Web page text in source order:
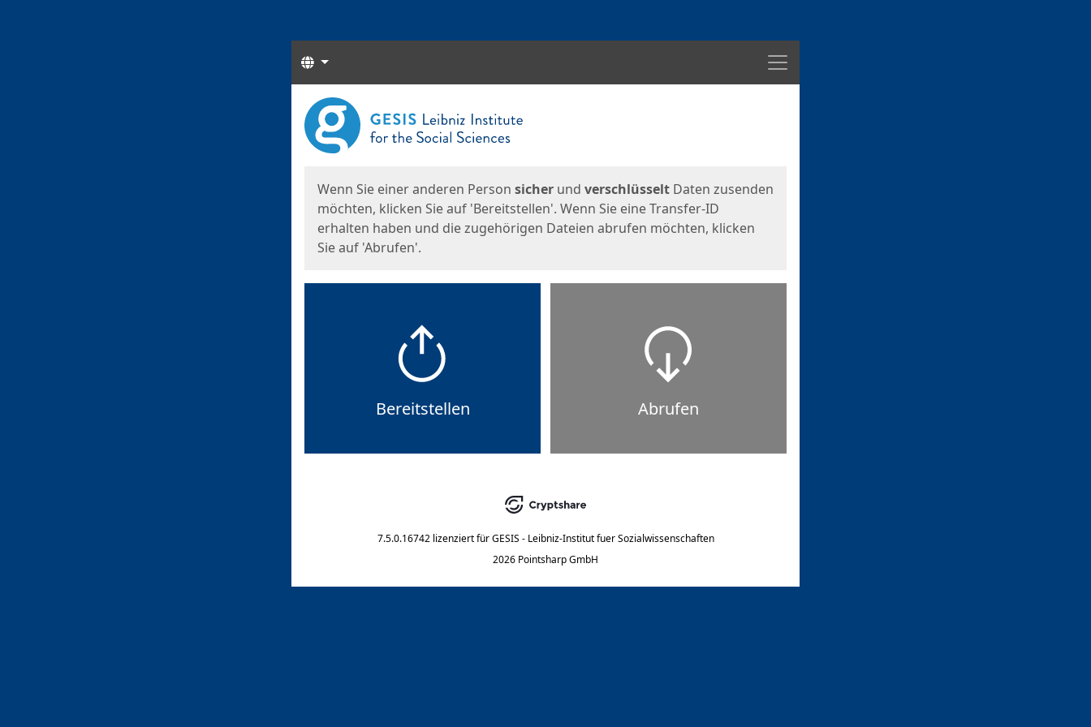
Menü
Sprachen
Start
Wenn Sie einer anderen Person sicher und verschlüsselt Daten zusenden
möchten, klicken Sie auf 'Bereitstellen'. Wenn Sie eine Transfer-ID
erhalten haben und die zugehörigen Dateien abrufen möchten, klicken
Sie auf 'Abrufen'.
Bereitstellen Abrufen
7.5.0.16742 lizenziert für GESIS - Leibniz-Institut fuer Sozialwissenschaften
2026 Pointsharp GmbH